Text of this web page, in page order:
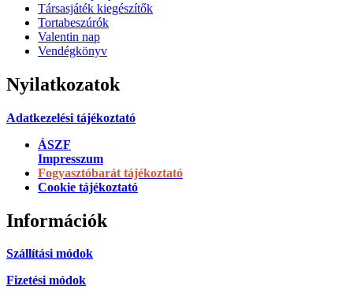
Társasjáték kiegészítők
Tortabeszúrók
Valentin nap
Vendégkönyv
Nyilatkozatok
Adatkezelési tájékoztató
ÁSZF
Impresszum
Fogyasztóbarát tájékoztató
Cookie tájékoztató
Információk
Szállítási módok
Fizetési módok